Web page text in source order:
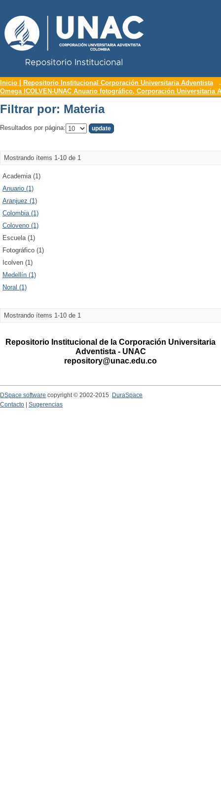
Filtrar por: Materia
Inicio | Repositorio Institucional Corporación Universitaria Adventista
Omega ICOLVEN-UNAC Anuario fotográfico, Corporación Universitaria
Filtrar por: Materia
Resultados por página:
Mostrando ítems 1-10 de 1
Academia (1)
Anuario (1)
Aranjuez (1)
Colombia (1)
Coloveno (1)
Escuela (1)
Fotográfico (1)
Icolven (1)
Medellín (1)
Noral (1)
Mostrando ítems 1-10 de 1
Repositorio Institucional de la Corporación Universitaria
Adventista - UNAC
repository@unac.edu.co
DSpace software copyright © 2002-2015
DuraSpace
Contacto
Sugerencias